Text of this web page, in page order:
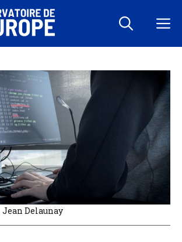
Jean Delaunay